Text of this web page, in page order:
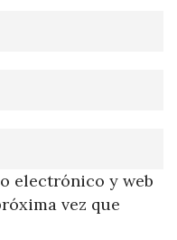
electrónico y web
vez que